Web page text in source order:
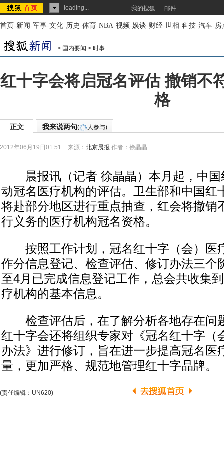
loading... 我的搜狐 邮件
首页-新闻-军事-文化-历史-体育-NBA-视频-娱谈-财经-世相-科技-汽车-房
> 国内要闻 > 时事
红十字会将启冠名评估 撤销不
格
正文 我来说两句( 人参与)
2012年06月19日01:51 来源： 北京晨报 作者：徐晶晶
晨报讯（记者 徐晶晶）本月起，中国
动冠名医疗机构的评估。卫生部和中国红
将赴部分地区进行重点抽查，红会将撤销
行义务的医疗机构冠名资格。
按照工作计划，冠名红十字（会）医
作分信息登记、检查评估、修订办法三个
至4月已完成信息登记工作，总会共收集
疗机构的基本信息。
检查评估后，在了解分析各地存在问
红十字会还将组织专家对《冠名红十字（
办法》进行修订，旨在进一步提高冠名医
量，更加严格、规范地管理红十字品牌。
(责任编辑：UN620)